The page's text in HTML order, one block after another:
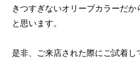
きつすぎないオリーブカラーだ
と思います。
是非、ご来店された際にご試着し